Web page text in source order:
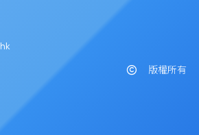
版權所有